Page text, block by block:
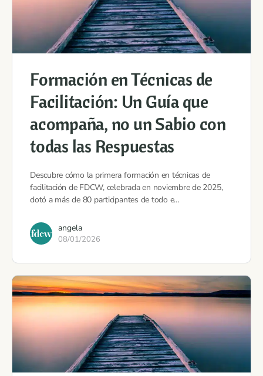
Formación en Técnicas de
Facilitación: Un Guía que
acompaña, no un Sabio con
todas las Respuestas
Descubre cómo la primera formación en técnicas de
facilitación de FDCW, celebrada en noviembre de 2025,
dotó a más de 80 participantes de todo e…
angela
08/01/2026